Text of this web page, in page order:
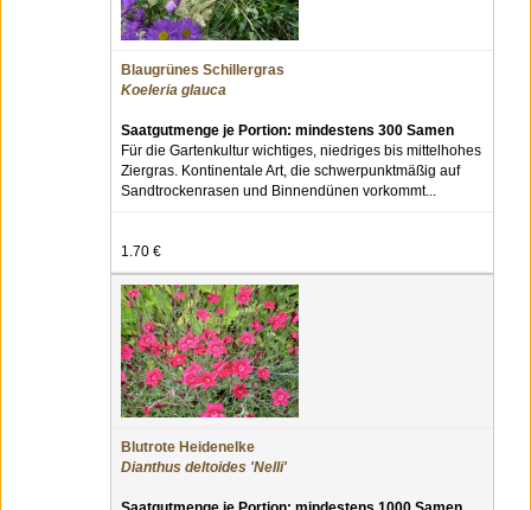
Blaugrünes Schillergras
Koeleria glauca
Saatgutmenge je Portion: mindestens 300 Samen
Für die Gartenkultur wichtiges, niedriges bis mittelhohes
Ziergras. Kontinentale Art, die schwerpunktmäßig auf
Sandtrockenrasen und Binnendünen vorkommt...
1.70 €
Blutrote Heidenelke
Dianthus deltoides 'Nelli'